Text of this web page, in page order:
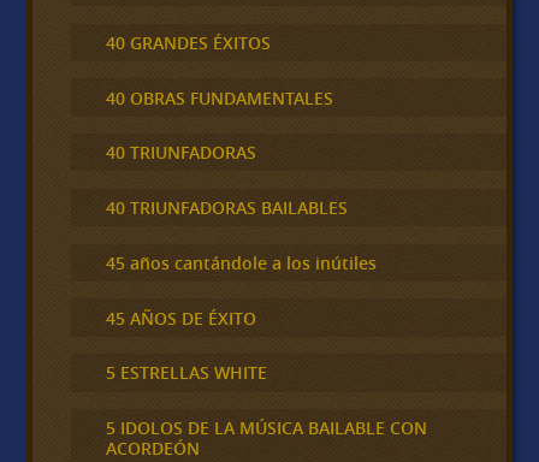
40 GRANDES ÉXITOS
40 OBRAS FUNDAMENTALES
40 TRIUNFADORAS
40 TRIUNFADORAS BAILABLES
45 años cantándole a los inútiles
45 AÑOS DE ÉXITO
5 ESTRELLAS WHITE
5 IDOLOS DE LA MÚSICA BAILABLE CON
ACORDEÓN